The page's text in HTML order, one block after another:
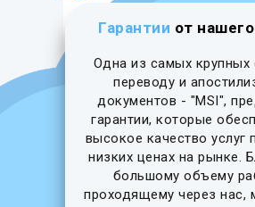
Гарантии от
Одна из самых крупных
переводу и
документов - "MSI",
гарантии, которые
высокое качество услуг
низких ценах на рынке.
большому объему
проходящему через